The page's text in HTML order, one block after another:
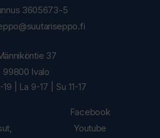
3605673-5
37
99800 Ivalo
| La 9-17 | Su 11-17
Facebook
Youtube